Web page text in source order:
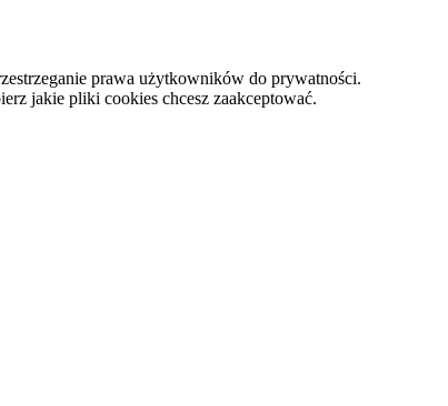
prawa użytkowników do prywatności.
jakie pliki cookies chcesz zaakceptować.